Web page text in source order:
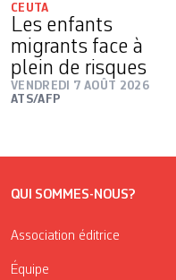
CEUTA
Les enfants
migrants face à
plein de risques
VENDREDI 7 AOÛT 2026
ATS/AFP
QUI SOMMES-NOUS?
Association éditrice
Équipe